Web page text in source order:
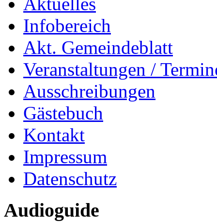
Infobereich
Akt. Gemeindeblatt
Veranstaltungen /
Ausschreibungen
Gästebuch
Kontakt
Impressum
Datenschutz
Audioguide